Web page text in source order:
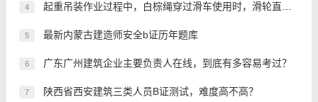
4 起重吊装作业过程中，白棕绳穿过滑车使用时，滑轮直径应大于白棕绳直径的()倍。
5 最新内蒙古建造师安全b证历年题库
6 广东广州建筑企业主要负责人在线，到底有多容易考过？
7 陕西省西安建筑三类人员B证测试，难度高不高？